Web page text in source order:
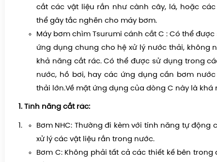
cắt các vật liệu rắn như cành cây, lá, hoặc
thể gây tắc nghẽn cho máy bơm.
Máy bơm chìm Tsurumi cánh cắt C : Có thể được
ứng dụng chung cho hệ xử lý nước thải, không
khả năng cắt rác. Có thể được sử dụng trong
nước, hồ bơi, hay các ứng dụng cần bơm
thải lớn.Về mặt ứng dụng của dòng C này là khá
Tính năng cắt rác:
Bơm NHC: Thường đi kèm với tính năng tự động
xử lý các vật liệu rắn trong nước.
Bơm C:Không phải tất cả các thiết kế bên trong